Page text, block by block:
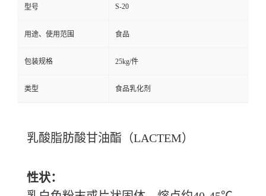
型号 S-20
用途、使用范围 食品
包装规格 25kg/件
类型 食品乳化剂
乳酸脂肪酸甘油酯（LACTEM）
性状：